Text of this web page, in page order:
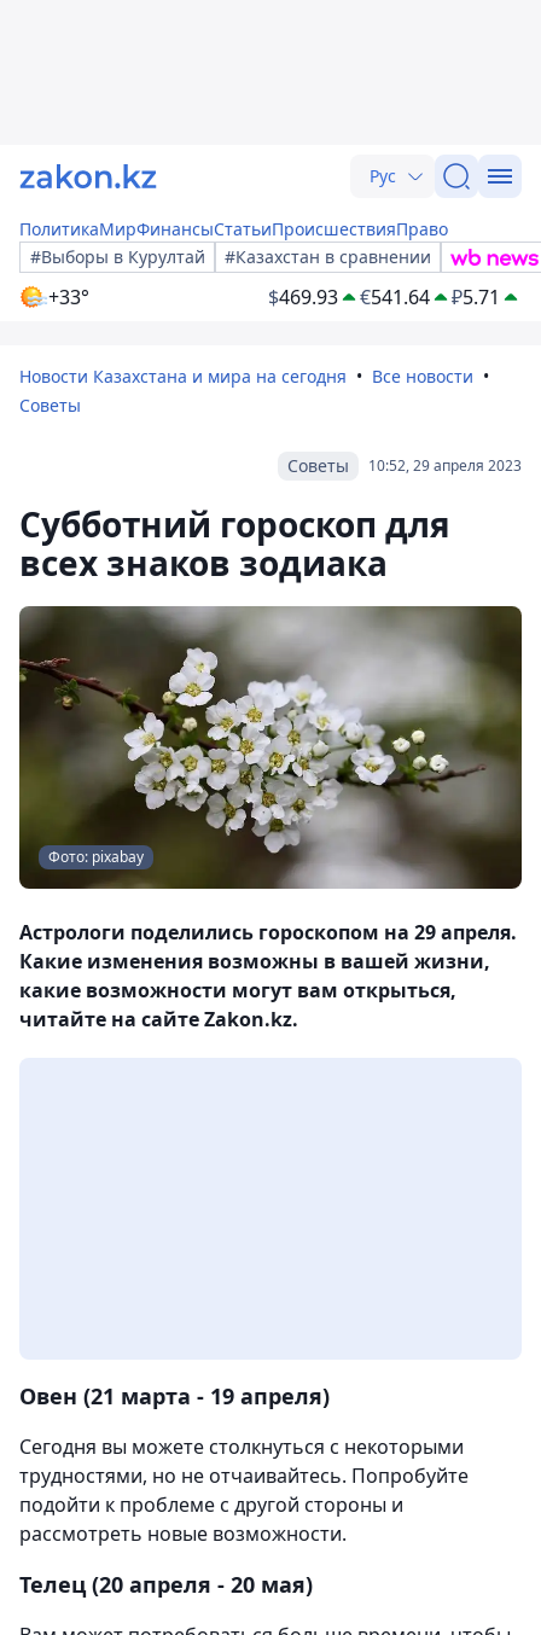
Рус
ПолитикаМирФинансыСтатьиПроисшествияПраво
#Выборы в Курултай
#Казахстан в сравнении
+33° $469.93 €541.64 ₽5.71
Новости Казахстана и мира на сегодня
Все новости
Советы
10:52, 29 апреля 2023
Советы
Субботний гороскоп для
всех знаков зодиака
Фото: pixabay
Астрологи поделились гороскопом на 29 апреля.
Какие изменения возможны в вашей жизни,
какие возможности могут вам открыться,
читайте на сайте Zakon.kz.
Овен (21 марта - 19 апреля)
Сегодня вы можете столкнуться с некоторыми
трудностями, но не отчаивайтесь. Попробуйте
подойти к проблеме с другой стороны и
рассмотреть новые возможности.
Телец (20 апреля - 20 мая)